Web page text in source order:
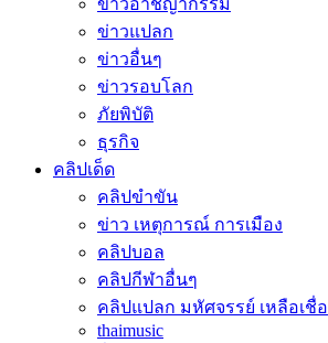
ข่าวอาชญากรรม
ข่าวแปลก
ข่าวอื่นๆ
ข่าวรอบโลก
ภัยพิบัติ
ธุรกิจ
คลิปเด็ด
คลิปขำขัน
ข่าว เหตุการณ์ การเมือง
คลิปบอล
คลิปกีฬาอื่นๆ
คลิปแปลก มหัศจรรย์ เหลือเชื่อ
thaimusic